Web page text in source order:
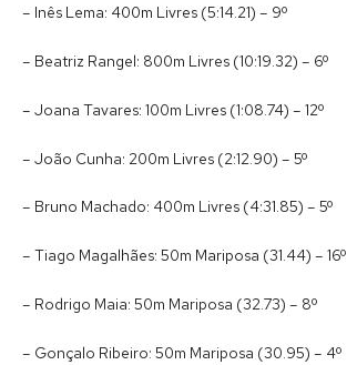
– Inês Lema: 400m Livres (5:14.21) – 9º
– Beatriz Rangel: 800m Livres (10:19.32) – 6º
– Joana Tavares: 100m Livres (1:08.74) – 12º
– João Cunha: 200m Livres (2:12.90) – 5º
– Bruno Machado: 400m Livres (4:31.85) – 5º
– Tiago Magalhães: 50m Mariposa (31.44) – 16º
– Rodrigo Maia: 50m Mariposa (32.73) – 8º
– Gonçalo Ribeiro: 50m Mariposa (30.95) – 4º